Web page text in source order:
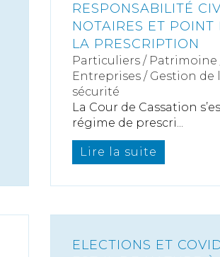
RESPONSABILITÉ
NOTAIRES ET
LA PRESCRIPTION
Particuliers / Patrimoine
Entreprises / Gestion de
sécurité
La Cour de Cassation
régime de prescri...
Lire la suite
ELECTIONS ET